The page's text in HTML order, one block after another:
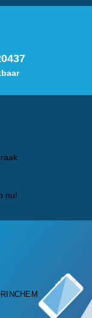
nu!